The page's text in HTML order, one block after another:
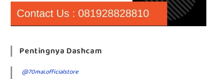
Pentingnya Dashcam
@70mai.officialstore